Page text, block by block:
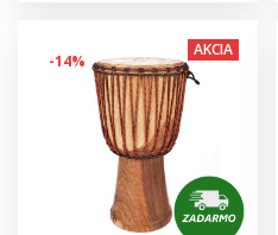
-14%
AKCIA